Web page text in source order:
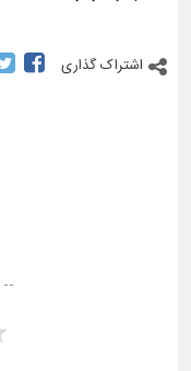
اشتراک گذاری